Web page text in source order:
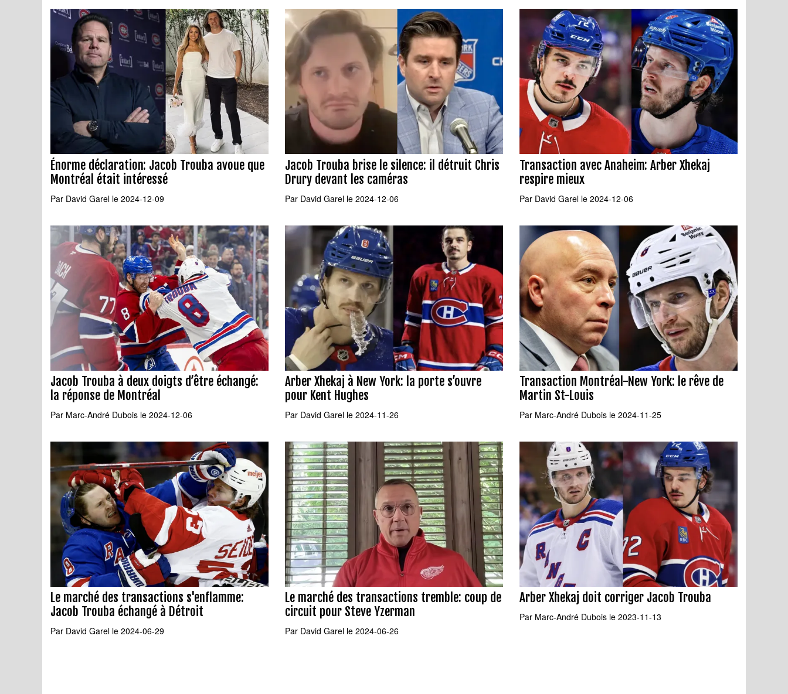
Énorme déclaration: Jacob Trouba avoue que
Montréal était intéressé
Par David Garel le 2024-12-09
Jacob Trouba brise le silence: il détruit Chris
Drury devant les caméras
Par David Garel le 2024-12-06
Transaction avec Anaheim: Arber Xhekaj
respire mieux
Par David Garel le 2024-12-06
Jacob Trouba à deux doigts d’être échangé:
la réponse de Montréal
Par Marc-André Dubois le 2024-12-06
Arber Xhekaj à New York: la porte s’ouvre
pour Kent Hughes
Par David Garel le 2024-11-26
Transaction Montréal-New York: le rêve de
Martin St-Louis
Par Marc-André Dubois le 2024-11-25
Le marché des transactions s'enflamme:
Jacob Trouba échangé à Détroit
Par David Garel le 2024-06-29
Le marché des transactions tremble: coup de
circuit pour Steve Yzerman
Par David Garel le 2024-06-26
Arber Xhekaj doit corriger Jacob Trouba
Par Marc-André Dubois le 2023-11-13